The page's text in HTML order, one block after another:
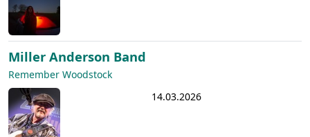
Miller Anderson Band
Remember Woodstock
14.03.2026